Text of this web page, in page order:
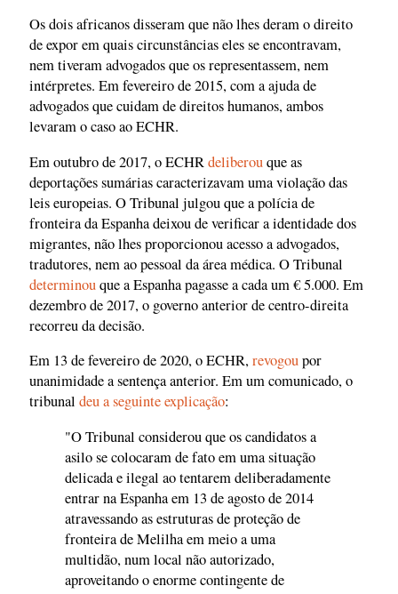
Os dois africanos disseram que não lhes deram o direito
de expor em quais circunstâncias eles se encontravam,
nem tiveram advogados que os representassem, nem
intérpretes. Em fevereiro de 2015, com a ajuda de
advogados que cuidam de direitos humanos, ambos
levaram o caso ao ECHR.
Em outubro de 2017, o ECHRdeliberouque as
deportações sumárias caracterizavam uma violação das
leis europeias. O Tribunal julgou que a polícia de
fronteira da Espanha deixou de verificar a identidade dos
migrantes, não lhes proporcionou acesso a advogados,
tradutores, nem ao pessoal da área médica. O Tribunal
determinouque a Espanha pagasse a cada um € 5.000. Em
dezembro de 2017, o governo anterior de centro-direita
recorreu da decisão.
Em 13 de fevereiro de 2020, o ECHR,revogoupor
unanimidade a sentença anterior. Em um comunicado, o
tribunal deu a seguinte explicação:
"O Tribunal considerou que os candidatos a
asilo se colocaram de fato em uma situação
delicada e ilegal ao tentarem deliberadamente
entrar na Espanha em 13 de agosto de 2014
atravessando as estruturas de proteção de
fronteira de Melilha em meio a uma
multidão, num local não autorizado,
aproveitando o enorme contingente de